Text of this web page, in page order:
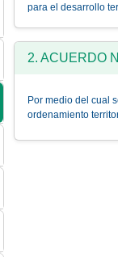
para el desarrollo
2. ACUERDO
Por medio del cual
ordenamiento